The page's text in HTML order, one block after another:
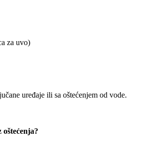
za uvo)
uređaje ili sa oštećenjem od vode.